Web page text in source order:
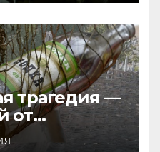
трагедия —
от